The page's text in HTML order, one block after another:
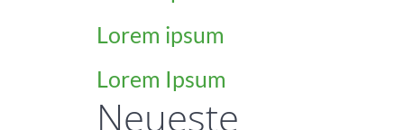
Lorem ipsum
Lorem Ipsum
Neueste